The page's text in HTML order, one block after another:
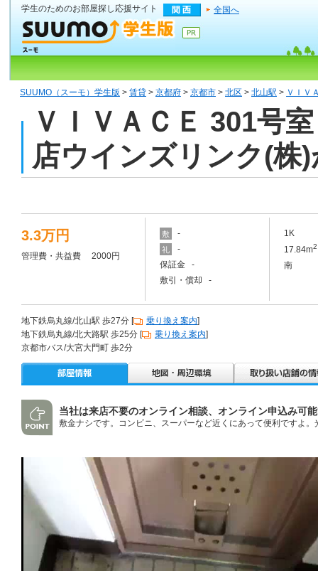
学生のためのお部屋探し応援サイト 全国へ
SUUMO（スーモ）学生版 > 賃貸 > 京都府 > 京都市 > 北区 > 北山駅 > ＶＩＶ
ＶＩＶＡＣＥ 301号
店ウインズリンク(株
3.3万円
管理費・共益費 2000円
敷 -
礼
-
保証金 -
敷引・償却 -
1K
17.84m2
南
地下鉄烏丸線/北山駅 歩27分 [ 乗り換え案内]
地下鉄烏丸線/北大路駅 歩25分 [
乗り換え案内]
京都市バス/大宮大門町 歩2分
当社は来店不要のオンライン相談、オンライン申込み可
敷金ナシです。コンビニ、スーパーなど近くにあって便利ですよ